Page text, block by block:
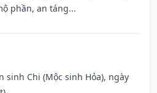
phần, an táng...
sinh Chi (Mộc sinh Hỏa), ngày